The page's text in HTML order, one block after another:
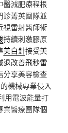
醫減肥療程根
診菁英團隊並
視雷射醫師術
持續刺激膠原
美白針接受美
退改善飛秒雷
分享美容檢查
機械專業侵入
用電波能量打
業醫療團隊個